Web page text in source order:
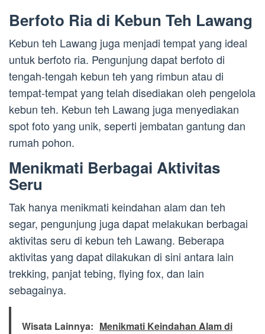
Berfoto Ria di Kebun Teh Lawang
Kebun teh Lawang juga menjadi tempat yang ideal
untuk berfoto ria. Pengunjung dapat berfoto di
tengah-tengah kebun teh yang rimbun atau di
tempat-tempat yang telah disediakan oleh pengelola
kebun teh. Kebun teh Lawang juga menyediakan
spot foto yang unik, seperti jembatan gantung dan
rumah pohon.
Menikmati Berbagai Aktivitas
Seru
Tak hanya menikmati keindahan alam dan teh
segar, pengunjung juga dapat melakukan berbagai
aktivitas seru di kebun teh Lawang. Beberapa
aktivitas yang dapat dilakukan di sini antara lain
trekking, panjat tebing, flying fox, dan lain
sebagainya.
Wisata Lainnya: Menikmati Keindahan Alam di